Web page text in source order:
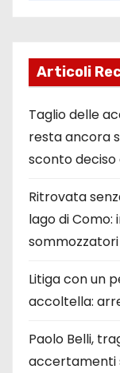
Articoli
Taglio delle
resta ancora
sconto
Ritrovata
lago di Como:
sommozzatori
Litiga con un
accoltella:
Paolo Belli,
accertamenti